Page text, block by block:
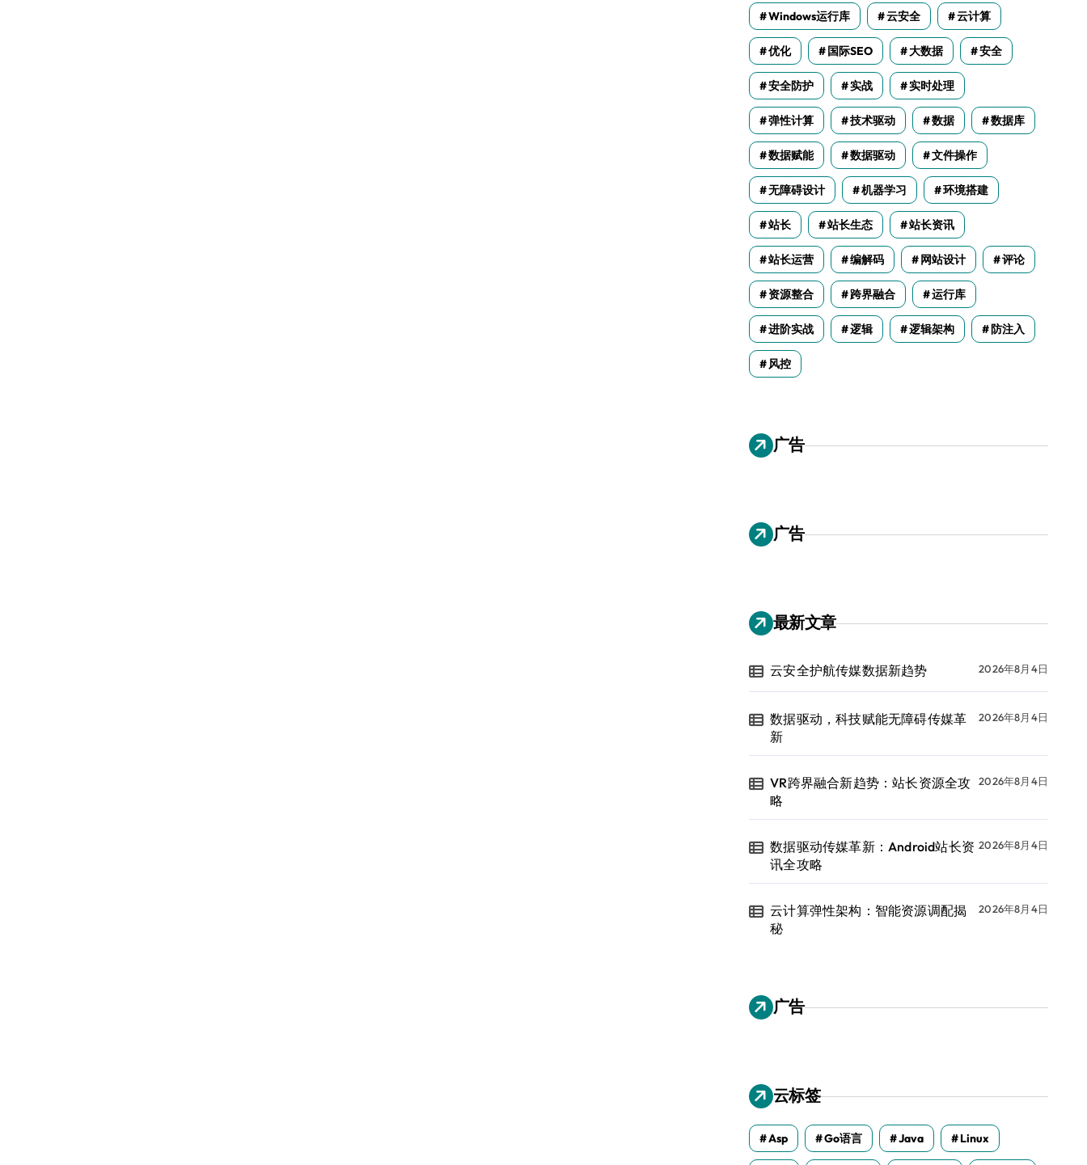
Windows运行库 云安全 云计算
优化 国际SEO 大数据 安全
安全防护 实战 实时处理
弹性计算 技术驱动 数据 数据库
数据赋能 数据驱动 文件操作
无障碍设计 机器学习 环境搭建
站长 站长生态 站长资讯
站长运营 编解码 网站设计 评论
资源整合 跨界融合 运行库
进阶实战 逻辑 逻辑架构 防注入
风控
广告
广告
最新文章
云安全护航传媒数据新趋势 2026年8月4日
数据驱动，科技赋能无障碍传媒革
新
2026年8月4日
VR跨界融合新趋势：站长资源全攻
略
2026年8月4日
数据驱动传媒革新：Android站长资
讯全攻略
2026年8月4日
云计算弹性架构：智能资源调配揭
秘
2026年8月4日
广告
云标签
Asp Go语言 Java Linux